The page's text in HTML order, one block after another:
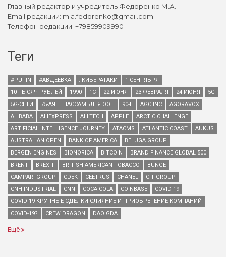
Главный редактор и учредитель Федоренко М.А.
Email редакции: m.a.fedorenko@gmail.com.
Телефон редакции: +79859909990
Теги
#PUTIN #АВДЕЕВКА . КИБЕРАТАКИ
1 СЕНТЯБРЯ
10 ТЫСЯЧ РУБЛЕЙ
1990 1С 22 ИЮНЯ 23 ФЕВРАЛЯ 24 ИЮНЯ
5G
5G-СЕТИ
75-АЯ ГЕНАССАМБЛЕЯ ООН 90-Е AGC INC
AGORAVOX
ALIBABA
ALIEXPRESS ALLTECH APPLE
ARCTIC CHALLENGE
ARTIFICIAL INTELLIGENCE JOURNEY
ATACMS ATLANTIC COAST
AUKUS
AUSTRALIAN OPEN
BANK OF AMERICA
BELUGA GROUP
BERGEN ENGINES
BIONORICA BITCOIN
BRAND FINANCE GLOBAL 500
BRENT
BREXIT BRITISH AMERICAN TOBACCO
BUNGE
CAMPARI GROUP
CDEK CEETRUS CHANEL
CITIGROUP
CNH INDUSTRIAL
CNN COCA-COLA COINBASE
COVID-19
COVID-19 КРУПНЫЕ СДЕЛКИ СЛИЯНИЕ И ПРИОБРЕТЕНИЕ КОМПАНИЙ
COVID-19?
CREW DRAGON DAO GDA
Ещё